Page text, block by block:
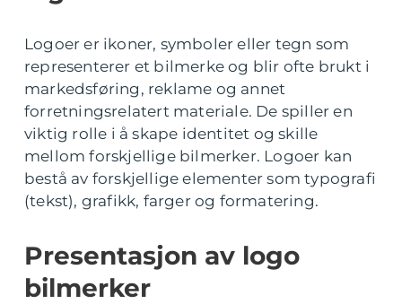
Logoer er ikoner, symboler eller tegn som
representerer et bilmerke og blir ofte brukt i
markedsføring, reklame og annet
forretningsrelatert materiale. De spiller en
viktig rolle i å skape identitet og skille
mellom forskjellige bilmerker. Logoer kan
bestå av forskjellige elementer som typografi
(tekst), grafikk, farger og formatering.
Presentasjon av logo
bilmerker